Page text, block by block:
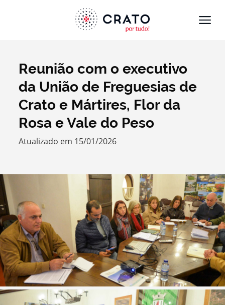
Termo de Pesquisa
Categorias gerais
Filtros
Reunião com o executivo
da União de Freguesias de
Crato e Mártires, Flor da
Rosa e Vale do Peso
Atualizado em 15/01/2026